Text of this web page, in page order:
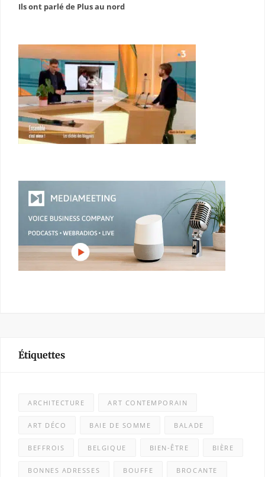
Ils ont parlé de Plus au nord
Étiquettes
ARCHITECTURE ART CONTEMPORAIN
ART DÉCO BAIE DE SOMME BALADE
BEFFROIS BELGIQUE BIEN-ÊTRE BIÈRE
BONNES ADRESSES BOUFFE BROCANTE